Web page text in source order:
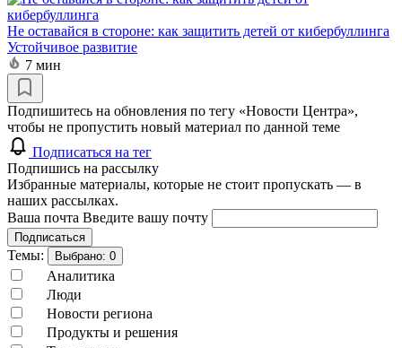
Не оставайся в стороне: как защитить детей от кибербуллинга
Устойчивое развитие
7 мин
Подпишитесь на обновления по тегу «Новости Центра»,
чтобы не пропустить новый материал по данной теме
Подписаться на тег
Подпишись на рассылку
Избранные материалы, которые не стоит пропускать — в
наших рассылках.
Ваша почта Введите вашу почту
Подписаться
Темы: Выбрано: 0
Аналитика
Люди
Новости региона
Продукты и решения